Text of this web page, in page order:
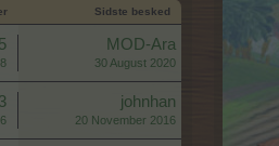
Sidste besked
5 MOD-Ara
30 August 2020
johnhan
20 November 2016